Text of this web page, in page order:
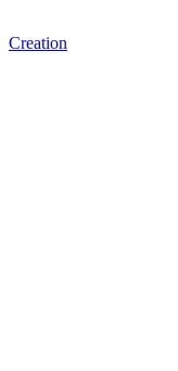
Creation